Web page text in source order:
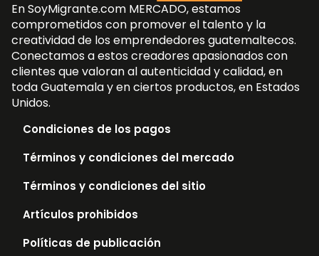
En SoyMigrante.com MERCADO, estamos
comprometidos con promover el talento y la
creatividad de los emprendedores guatemaltecos.
Conectamos a estos creadores apasionados con
clientes que valoran al autenticidad y calidad, en
toda Guatemala y en ciertos productos, en Estados
Unidos.
Condiciones de los pagos
Términos y condiciones del mercado
Términos y condiciones del sitio
Artículos prohibidos
Políticas de publicación